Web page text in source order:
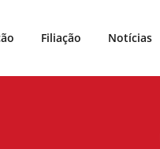
Filiação Notícias